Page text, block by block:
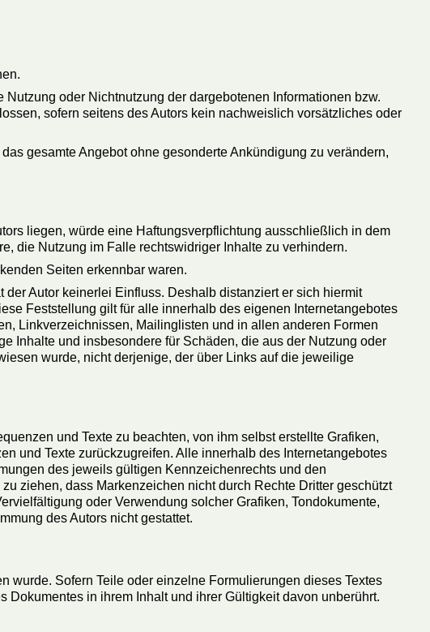
oder Nichtnutzung der dargebotenen Informationen bzw.
sofern seitens des Autors kein nachweislich vorsätzliches oder
gesamte Angebot ohne gesonderte Ankündigung zu verändern,
liegen, würde eine Haftungsverpflichtung ausschließlich in dem
die Nutzung im Falle rechtswidriger Inhalte zu verhindern.
Seiten erkennbar waren.
Autor keinerlei Einfluss. Deshalb distanziert er sich hiermit
Feststellung gilt für alle innerhalb des eigenen Internetangebotes
Linkverzeichnissen, Mailinglisten und in allen anderen Formen
Inhalte und insbesondere für Schäden, die aus der Nutzung oder
wurde, nicht derjenige, der über Links auf die jeweilige
und Texte zu beachten, von ihm selbst erstellte Grafiken,
und Texte zurückzugreifen. Alle innerhalb des Internetangebotes
des jeweils gültigen Kennzeichenrechts und den
ziehen, dass Markenzeichen nicht durch Rechte Dritter geschützt
oder Verwendung solcher Grafiken, Tondokumente,
des Autors nicht gestattet.
wurde. Sofern Teile oder einzelne Formulierungen dieses Textes
in ihrem Inhalt und ihrer Gültigkeit davon unberührt.